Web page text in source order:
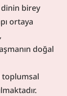
birey
ortaya
doğal
toplumsal